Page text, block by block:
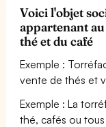
Voici l'objet
appartenant
thé et du café
Exemple :
vente de thés et
Exemple : La
thé, cafés ou